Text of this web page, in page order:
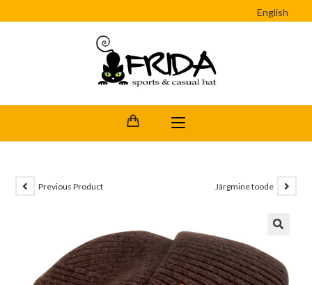
English
Previous Product Järgmine toode